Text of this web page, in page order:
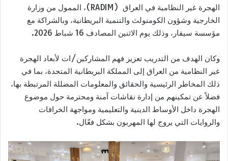
الهجرة غير النظامية في العراق (RADIM)، الممول من وزارة
الخارجية وشؤون الكومنولث والتنمية البريطانية، وبالشراكة مع
مؤسسة سيفار، وذلك يوم الاثنين المصادف 16 شباط 2026.
وكان الهدف من التدريب تعزيز فهم المشاركين/ات لأبعاد الهجرة
غير النظامية من العراق إلى المملكة البريطانية المتحدة، بما في
ذلك المخاطر الرئيسية والحقائق والمعلومات المضللة المرتبطة بها،
فضلاً عن تمكينهم من إدارة نقاشات آمنة ومحترمة حول موضوع
الهجرة داخل الأوساط الدينية والتعليمية ومواجهة الخرافات
والروايات التي يروج لها المهربون بشكل فعّال.